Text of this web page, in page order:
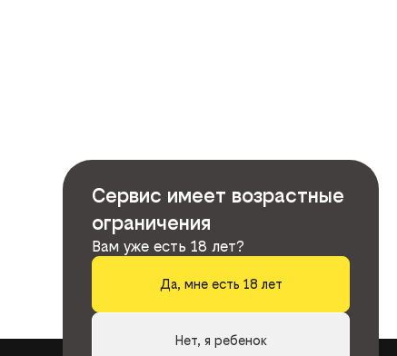
Сервис имеет возрастные
ограничения
Вам уже есть 18 лет?
Да, мне есть 18 лет
Нет, я ребенок